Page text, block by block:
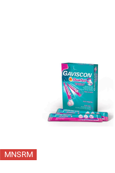
MNSRM